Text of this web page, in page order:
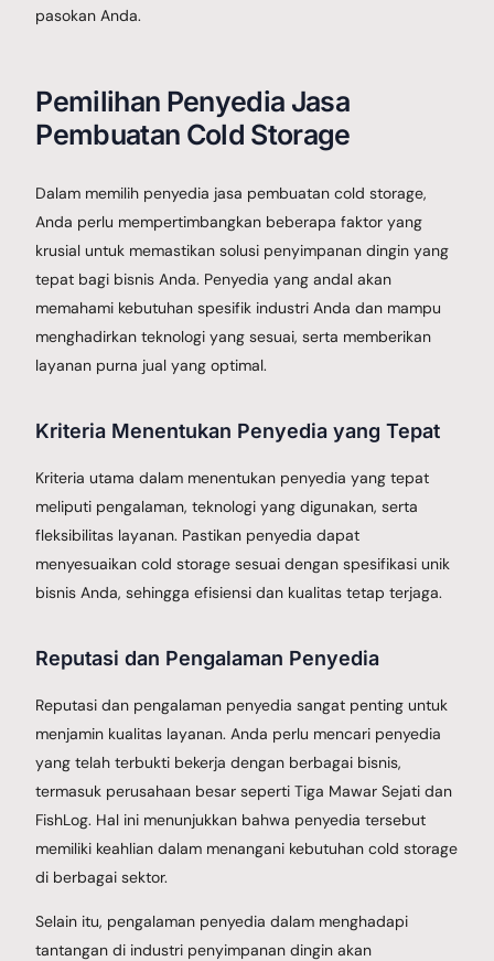
pasokan Anda.
Pemilihan Penyedia Jasa
Pembuatan Cold Storage
Dalam memilih penyedia jasa pembuatan cold storage,
Anda perlu mempertimbangkan beberapa faktor yang
krusial untuk memastikan solusi penyimpanan dingin yang
tepat bagi bisnis Anda. Penyedia yang andal akan
memahami kebutuhan spesifik industri Anda dan mampu
menghadirkan teknologi yang sesuai, serta memberikan
layanan purna jual yang optimal.
Kriteria Menentukan Penyedia yang Tepat
Kriteria utama dalam menentukan penyedia yang tepat
meliputi pengalaman, teknologi yang digunakan, serta
fleksibilitas layanan. Pastikan penyedia dapat
menyesuaikan cold storage sesuai dengan spesifikasi unik
bisnis Anda, sehingga efisiensi dan kualitas tetap terjaga.
Reputasi dan Pengalaman Penyedia
Reputasi dan pengalaman penyedia sangat penting untuk
menjamin kualitas layanan. Anda perlu mencari penyedia
yang telah terbukti bekerja dengan berbagai bisnis,
termasuk perusahaan besar seperti Tiga Mawar Sejati dan
FishLog. Hal ini menunjukkan bahwa penyedia tersebut
memiliki keahlian dalam menangani kebutuhan cold storage
di berbagai sektor.
Selain itu, pengalaman penyedia dalam menghadapi
tantangan di industri penyimpanan dingin akan